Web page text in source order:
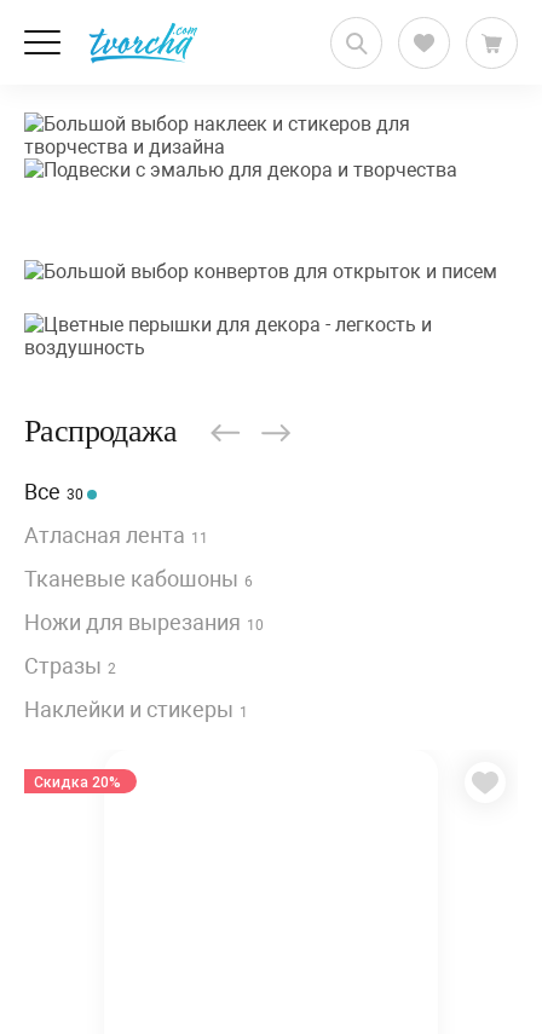
Распродажа
Все 30
Атласная лента 11
Тканевые кабошоны 6
Ножи для вырезания 10
Стразы 2
Наклейки и стикеры 1
Скидка 20%